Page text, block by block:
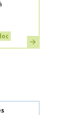
En savoir plus